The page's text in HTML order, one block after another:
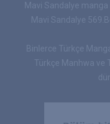
Mavi Sandalye
Mavi Sandalye
Binlerce Türkçe
Türkçe Manhwa ve